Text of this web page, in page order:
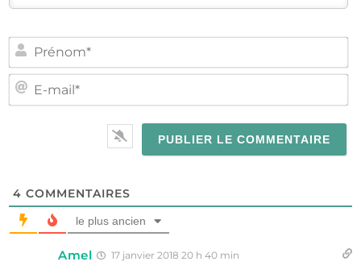
E-
4 COMMENTAIRES
le plus ancien
Amel 17 janvier 2018 20 h 40 min